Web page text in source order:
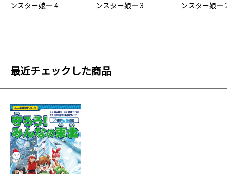
ンスター娘― 4
ンスター娘― 3
ンスター娘―
最近チェックした商品